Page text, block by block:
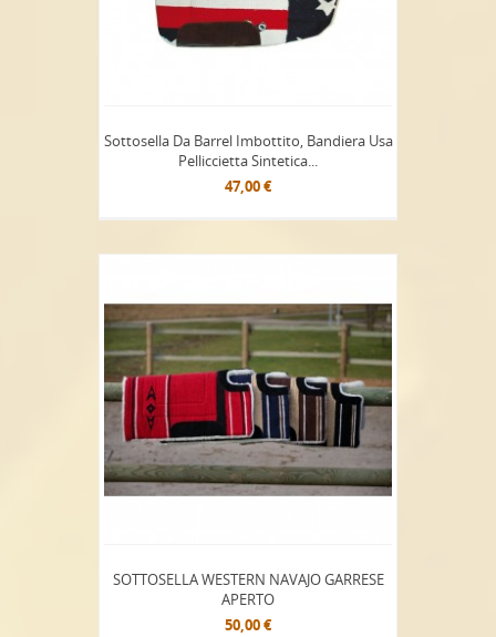
Sottosella Da Barrel Imbottito, Bandiera Usa
Pelliccietta Sintetica...
47,00 €
SOTTOSELLA WESTERN NAVAJO GARRESE
APERTO
50,00 €